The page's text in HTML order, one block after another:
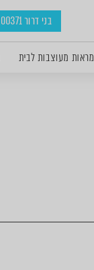
בני דרור 077-5100371
מראות מעוצבות לבית